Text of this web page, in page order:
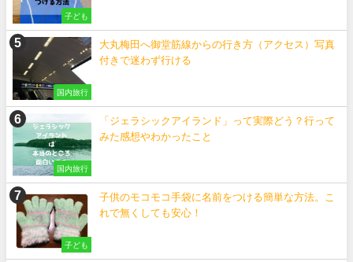
子ども
国内旅行
大丸梅田へ御堂筋線からの行き方（アクセス）写真
付きで迷わず行ける
国内旅行
「ジェラシックアイランド」って実際どう？行って
みた感想やわかったこと
子ども
子供のモコモコ手袋に名前をつける簡単な方法。こ
れで無くしても安心！